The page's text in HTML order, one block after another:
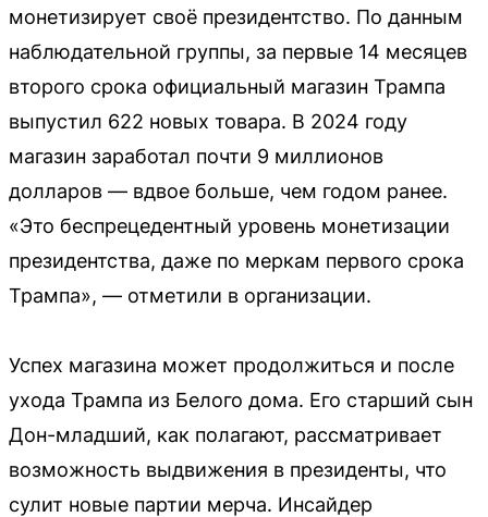
монетизирует своё президентство. По данным
наблюдательной группы, за первые 14 месяцев
второго срока официальный магазин Трампа
выпустил 622 новых товара. В 2024 году
магазин заработал почти 9 миллионов
долларов — вдвое больше, чем годом ранее.
«Это беспрецедентный уровень монетизации
президентства, даже по меркам первого срока
Трампа», — отметили в организации.
Успех магазина может продолжиться и после
ухода Трампа из Белого дома. Его старший сын
Дон-младший, как полагают, рассматривает
возможность выдвижения в президенты, что
сулит новые партии мерча. Инсайдер